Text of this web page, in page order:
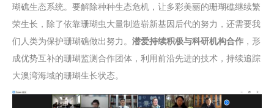
瑚礁生态系统。要解除种种生态危机，让多彩美丽的珊瑚礁继续繁
荣生长，除了依靠珊瑚虫大量制造崭新基因后代的努力，还需要我
们人类为保护珊瑚礁做出努力。 潜爱持续积极与科研机构合作 ，形
成优势互补的珊瑚监测合作团体，利用前沿先进的技术，持续追踪
大澳湾海域的珊瑚生长状态。